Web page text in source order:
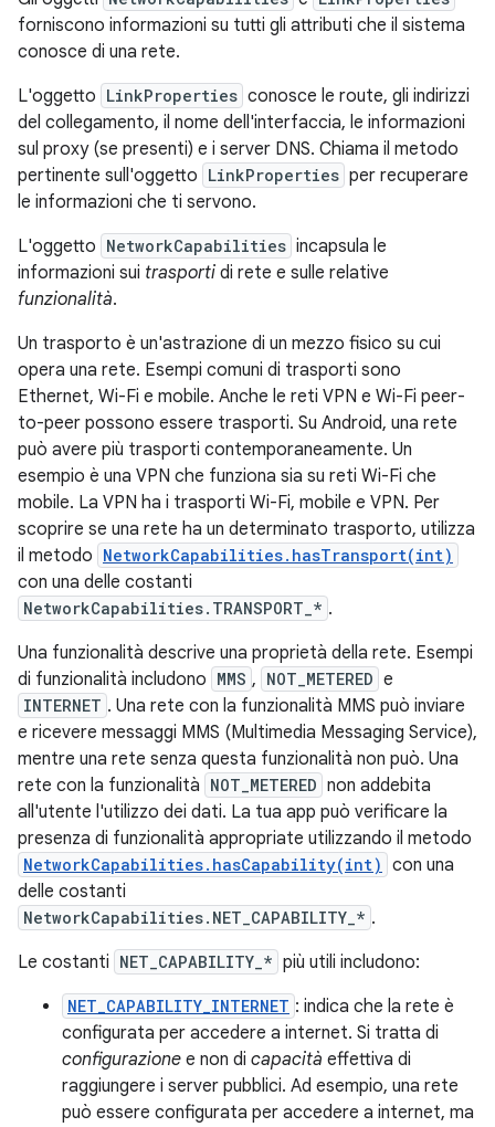
forniscono informazioni su tutti gli attributi che il sistema
conosce di una rete.
L'oggetto LinkProperties conosce le route, gli indirizzi
del collegamento, il nome dell'interfaccia, le informazioni
sul proxy (se presenti) e i server DNS. Chiama il metodo
pertinente sull'oggetto LinkProperties per recuperare
le informazioni che ti servono.
L'oggetto NetworkCapabilities incapsula le
informazioni sui trasporti di rete e sulle relative
funzionalità.
Un trasporto è un'astrazione di un mezzo fisico su cui
opera una rete. Esempi comuni di trasporti sono
Ethernet, Wi-Fi e mobile. Anche le reti VPN e Wi-Fi peer-
to-peer possono essere trasporti. Su Android, una rete
può avere più trasporti contemporaneamente. Un
esempio è una VPN che funziona sia su reti Wi-Fi che
mobile. La VPN ha i trasporti Wi-Fi, mobile e VPN. Per
scoprire se una rete ha un determinato trasporto, utilizza
il metodo NetworkCapabilities.hasTransport(int)
con una delle costanti
NetworkCapabilities.TRANSPORT_* .
Una funzionalità descrive una proprietà della rete. Esempi
di funzionalità includono MMS , NOT_METERED e
INTERNET . Una rete con la funzionalità MMS può inviare
e ricevere messaggi MMS (Multimedia Messaging Service),
mentre una rete senza questa funzionalità non può. Una
rete con la funzionalità NOT_METERED non addebita
all'utente l'utilizzo dei dati. La tua app può verificare la
presenza di funzionalità appropriate utilizzando il metodo
NetworkCapabilities.hasCapability(int) con una
delle costanti
NetworkCapabilities.NET_CAPABILITY_* .
Le costanti NET_CAPABILITY_* più utili includono:
NET_CAPABILITY_INTERNET : indica che la rete è
configurata per accedere a internet. Si tratta di
configurazione e non di capacità effettiva di
raggiungere i server pubblici. Ad esempio, una rete
può essere configurata per accedere a internet, ma